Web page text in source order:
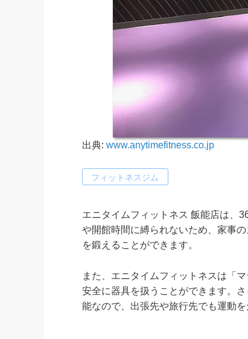
出典: www.anytimefitness.co.jp
フィットネスジム
エニタイムフィットネス 飯能店は、
や開館時間に縛られないため、家事
を鍛えることができます。
また、エニタイムフィットネスは「
安全に器具を扱うことができます。
能なので、出張先や旅行先でも運動